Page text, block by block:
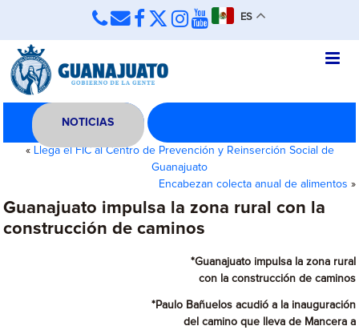
ES
NOTICIAS
« Llega el FIC al Centro de Prevención y Reinserción Social de
Guanajuato
Encabezan colecta anual de alimentos »
Guanajuato impulsa la zona rural con la
construcción de caminos
*Guanajuato impulsa la zona rural
con la construcción de caminos
*Paulo Bañuelos acudió a la inauguración
del camino que lleva de Mancera a